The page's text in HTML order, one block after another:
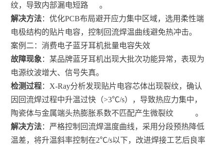
纹，导致内部漏电短路
。
解决方法：优化PCB布局避开应力集中区域，选用柔性端
电极结构的贴片电容，控制回流焊温曲线避免热冲击。
案例二：消费电子蓝牙耳机批量电容失效
故障现象 ：某品牌蓝牙耳机出现大批次功能异常，表现为
电源纹波增大、信号失真。
检测过程：X-Ray分析发现贴片电容芯体出现裂纹，确认
因回流焊过程中升温过快（>3℃/s），导致热应力集中，
陶瓷体与金属端头热膨胀系数不匹配产生微裂纹
。
解决方法：严格控制回流焊温度曲线，采用分段预热降低
温差，将升温斜率控制在2℃/s以下，改进焊接工艺后良率